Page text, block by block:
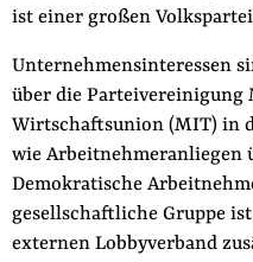
ist einer großen
Unternehmensinteressen
über die
Wirtschaftsunion (MIT) in
wie Arbeitnehmeranliegen
Demokratische
gesellschaftliche Gruppe
externen Lobbyverband